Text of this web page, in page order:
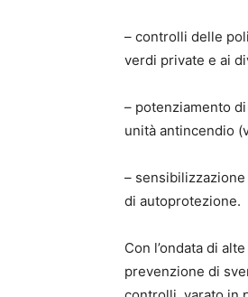
– controlli delle
verdi private e ai
– potenziamento
unità antincendio
–
di autoprotezione.
Con l’ondata di
prevenzione di